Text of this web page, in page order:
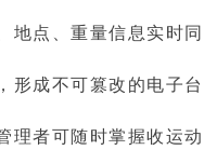
地点、重量信息实时同
形成不可篡改的电子台
理者可随时掌握收运动